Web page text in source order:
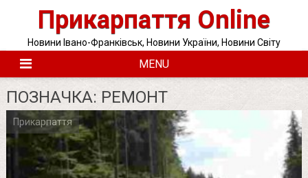
Прикарпаття Online
Новини Івано-Франківськ, Новини України, Новини Світу
MENU
ПОЗНАЧКА: РЕМОНТ
Прикарпаття
Posts
pagination